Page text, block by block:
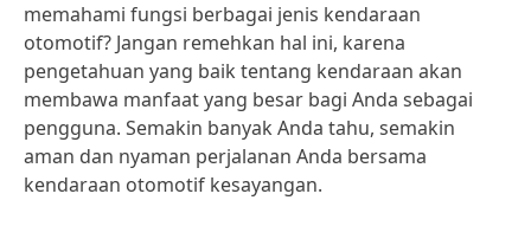
memahami fungsi berbagai jenis kendaraan
otomotif? Jangan remehkan hal ini, karena
pengetahuan yang baik tentang kendaraan akan
membawa manfaat yang besar bagi Anda sebagai
pengguna. Semakin banyak Anda tahu, semakin
aman dan nyaman perjalanan Anda bersama
kendaraan otomotif kesayangan.